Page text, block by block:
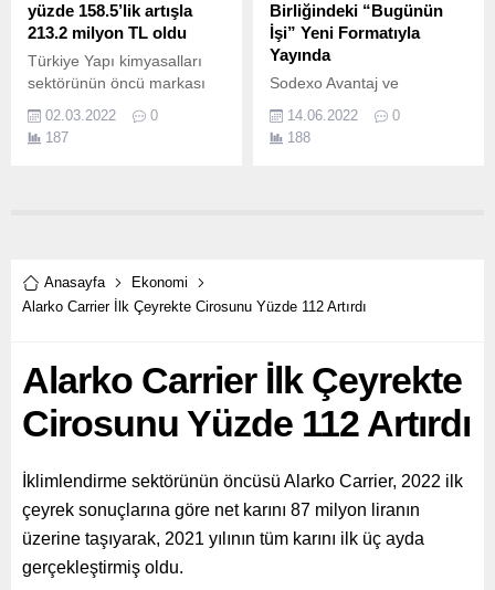
yüzde 158.5’lik artışla
213.2 milyon TL oldu
Türkiye Yapı kimyasalları
sektörünün öncü markası
sonuçlarını açıkladı.
02.03.2022
0
187
Birliğindeki “Bugünün
İşi” Yeni Formatıyla
Yayında
Sodexo Avantaj ve
Türkiye İnsan Yönetimi
Derneği (PERYÖN) iş
aldı.
14.06.2022
0
188
Anasayfa
Ekonomi
Alarko Carrier İlk Çeyrekte Cirosunu Yüzde 112 Artırdı
Alarko Carrier İlk Çeyrekte
Cirosunu Yüzde 112 Artırdı
İklimlendirme sektörünün öncüsü Alarko Carrier, 2022 ilk
çeyrek sonuçlarına göre net karını 87 milyon liranın
üzerine taşıyarak, 2021 yılının tüm karını ilk üç ayda
gerçekleştirmiş oldu.